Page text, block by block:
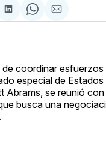
Compartir
en
Share
on
Compartir
via
coordinar
especial de
Abrams, se reunió con
busca una